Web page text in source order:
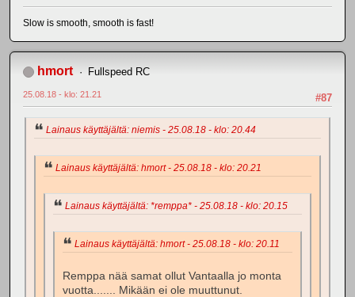
Slow is smooth, smooth is fast!
hmort Fullspeed RC
#87
25.08.18 - klo: 21.21
Lainaus käyttäjältä: niemis - 25.08.18 - klo: 20.44
Lainaus käyttäjältä: hmort - 25.08.18 - klo: 20.21
Lainaus käyttäjältä: *remppa* - 25.08.18 - klo: 20.15
Lainaus käyttäjältä: hmort - 25.08.18 - klo: 20.11
Remppa nää samat ollut Vantaalla jo monta
vuotta....... Mikään ei ole muuttunut.